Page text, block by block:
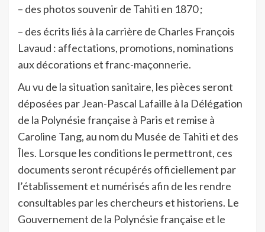
– des photos souvenir de Tahiti en 1870 ;
– des écrits liés à la carrière de Charles François
Lavaud : affectations, promotions, nominations
aux décorations et franc-maçonnerie.
Au vu de la situation sanitaire, les pièces seront
déposées par Jean-Pascal Lafaille à la Délégation
de la Polynésie française à Paris et remise à
Caroline Tang, au nom du Musée de Tahiti et des
Îles. Lorsque les conditions le permettront, ces
documents seront récupérés officiellement par
l’établissement et numérisés afin de les rendre
consultables par les chercheurs et historiens. Le
Gouvernement de la Polynésie française et le